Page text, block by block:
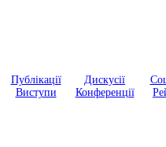
Публікації
Виступи
Дискусії
Конференції